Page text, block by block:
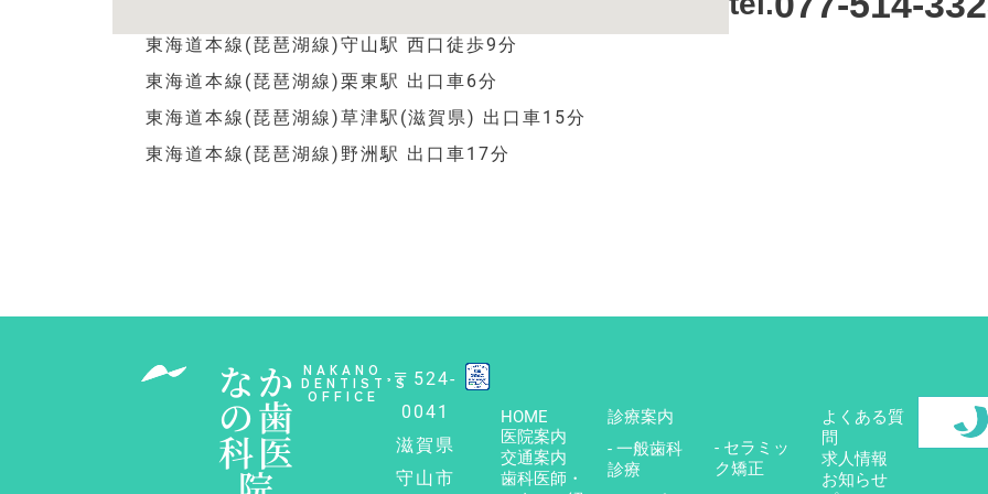
東海道本線(琵琶湖線)守山駅 西口徒歩9分
東海道本線(琵琶湖線)栗東駅 出口車6分
東海道本線(琵琶湖線)草津駅(滋賀県) 出口車15分
東海道本線(琵琶湖線)野洲駅 出口車17分
なか
の歯
科医
NAKANO
DENTIST’S
OFFICE
〒524-
0041
滋賀県
守山市
HOME
医院案内
交通案内
歯科医師・
診療案内
- 一般歯科
診療
- セラミッ
ク矯正
よくある質
問
求人情報
お知らせ